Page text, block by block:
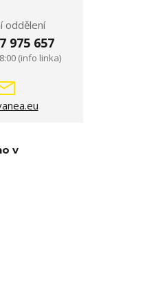
oddělení
975 657
(info linka)
v